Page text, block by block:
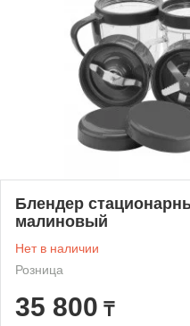
Блендер
малиновый
Нет в наличии
Розница
35 800 ₸